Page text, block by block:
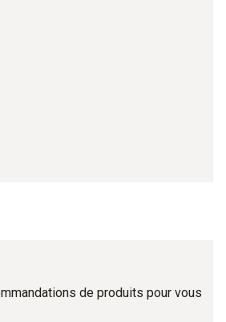
de produits pour vous